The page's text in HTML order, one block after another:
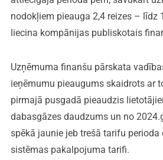
nodokļiem pieauga 2,4 reizes – līdz
liecina kompānijas publiskotais
Uzņēmuma finanšu pārskata
ieņēmumu pieaugums skaidrots ar
pirmajā pusgadā pieaudzis
dabasgāzes daudzums un no
spēkā jaunie jeb trešā tarifu
sistēmas pakalpojuma tarifi.